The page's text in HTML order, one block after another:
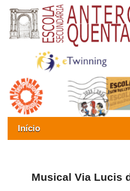
Início
Oferta formativa
Musical Via Lucis